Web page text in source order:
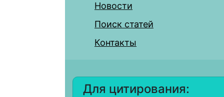
Новости
Поиск статей
Контакты
Для цитирования: